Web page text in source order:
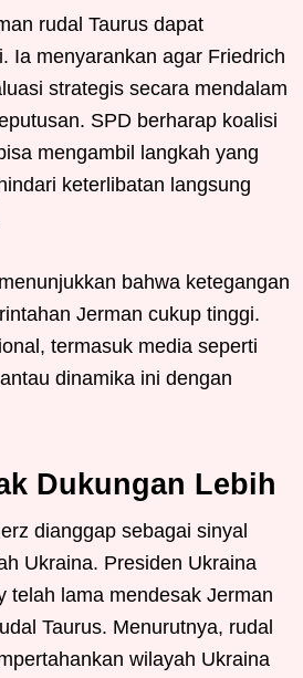
rudal Taurus dapat
Ia menyarankan agar Friedrich
strategis secara mendalam
SPD berharap koalisi
mengambil langkah yang
keterlibatan langsung
bahwa ketegangan
Jerman cukup tinggi.
termasuk media seperti
dinamika ini dengan
Dukungan Lebih
dianggap sebagai sinyal
Ukraina. Presiden Ukraina
telah lama mendesak Jerman
Taurus. Menurutnya, rudal
wilayah Ukraina